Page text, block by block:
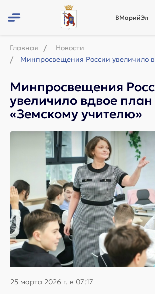
ВМарийЭл
Главная
Новости
Минпросвещения
увеличило вдвое план
«Земскому учителю»
25 марта 2026 г. в 07:17